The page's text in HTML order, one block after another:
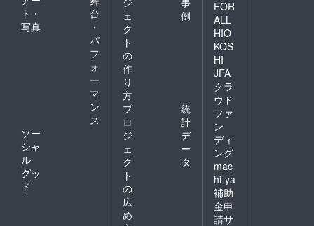
ト・
写真
台
・
パ
フ
ォ
ー
マ
ン
ス
ソー
シャ
ル
グッ
ド
ェ
ク
ト
の
作
り
方
例
プ
ロ
ジ
ェ
ク
ト
の
広
め
統
計
デ
ー
タ
FOR
ALL
HIO
KOS
HI
JFA
クラ
ウド
ファ
ン
ディ
ング
mac
hi-ya
補助
金申
請サ